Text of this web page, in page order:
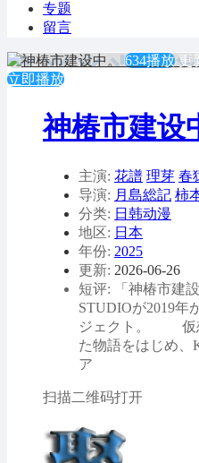
专题
留言
634播放 更
立即播放
神椿市建设
主演: 花譜 理芽 春
导演: 月島総記 柿
分类: 日韩动漫
地区: 日本
年份: 2025
更新: 2026-06-26
短评: 「神椿市建
STUDIOが2019年
ジェクト。 仮想
た物語をはじめ
ア
扫描二维码打开